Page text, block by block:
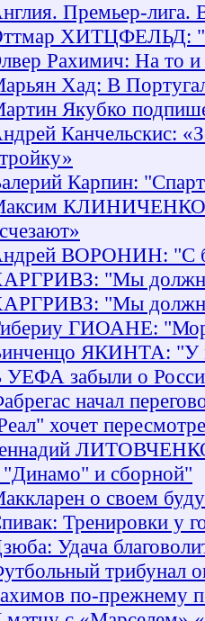
Премьер-лига.
ХИТЦФЕЛЬД:
Рахимич: На то и
Хад: В
Якубко
Канчельскис:
Карпин:
КЛИНИЧЕНКО:
ВОРОНИН: "С
"Мы
"Мы
ГИОАНЕ:
ЯКИНТА: "У
УЕФА забыли о
начал
хочет
"Динамо" и сборной"
о своем
Тренировки у
Удача
трибунал
по-прежнему